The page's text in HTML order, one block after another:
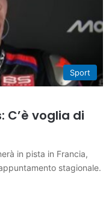
Sport
C’è voglia di
in pista in Francia,
stagionale.